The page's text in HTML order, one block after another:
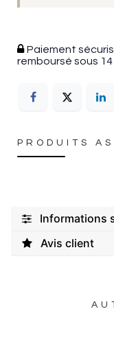
Paiement
remboursé sous 14
PRODUITS
Informations
Avis client